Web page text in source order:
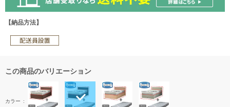
【納品方法】
この商品のバリエーション
カラー